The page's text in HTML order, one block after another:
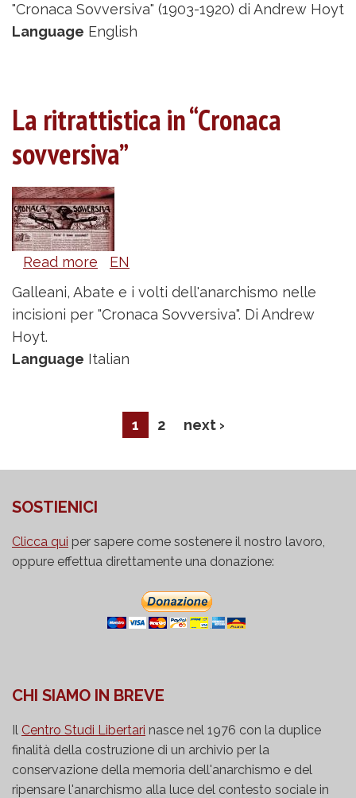
the
"Cronaca Sovversiva" (1903-1920) di Andrew Hoyt
Language English
La ritrattistica in “Cronaca
sovversiva”
Read more about
La
ritrattistica
“Cronaca
EN
Galleani, Abate e i volti dell'anarchismo nelle
incisioni per "Cronaca Sovversiva". Di Andrew
Hoyt.
Language Italian
1 2 next ›
SOSTIENICI
Clicca qui per sapere come sostenere il nostro lavoro,
oppure effettua direttamente una donazione:
CHI SIAMO IN BREVE
Il Centro Studi Libertari nasce nel 1976 con la duplice
finalità della costruzione di un archivio per la
conservazione della memoria dell'anarchismo e del
ripensare l'anarchismo alla luce del contesto sociale in